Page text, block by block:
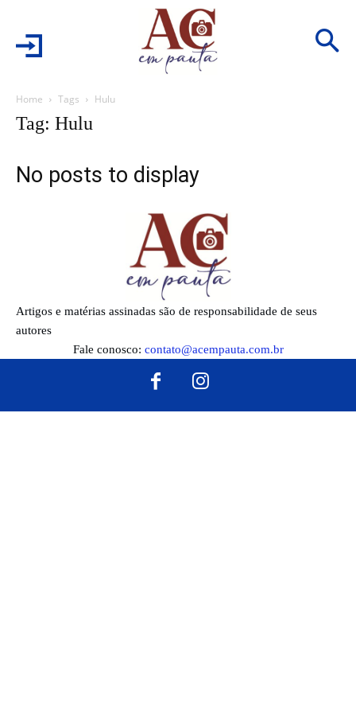
Home Tags Hulu
Tag: Hulu
No posts to display
Artigos e matérias assinadas são de responsabilidade de seus
autores
Fale conosco: contato@acempauta.com.br